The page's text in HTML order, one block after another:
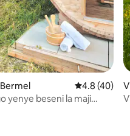
kati ya 5, tathmini 14
Ukadiriaji wa
4.8 (40)
yenye beseni la maji